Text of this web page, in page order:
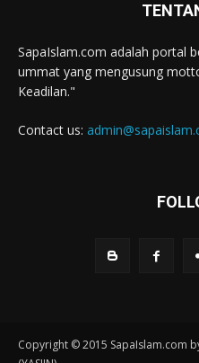
SapaIslam.com adalah portal
ummat yang mengusung
Keadilan."
Contact us:
Copyright © 2015 SapaIslam.com